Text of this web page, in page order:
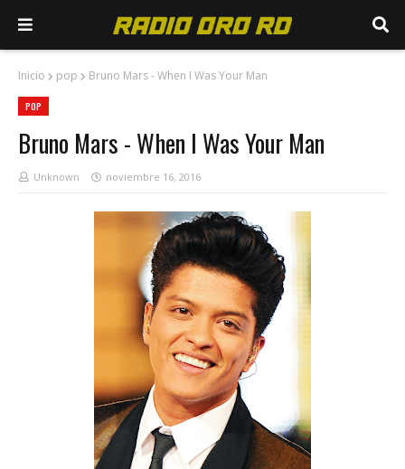
Inicio pop Bruno Mars - When I Was Your Man
POP
Bruno Mars - When I Was Your Man
Unknown noviembre 16, 2016